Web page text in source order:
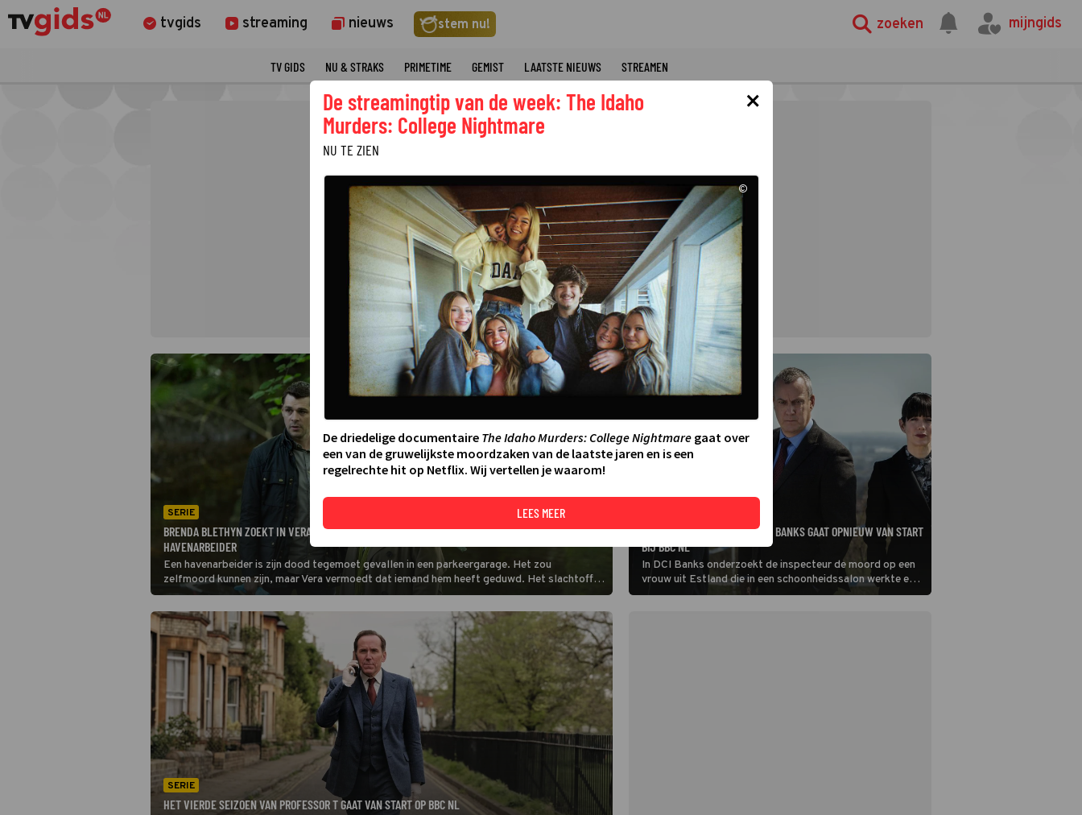
tvgids streaming nieuws stem nu! zoeken mijngids
TV GIDS NU & STRAKS PRIMETIME GEMIST LAATSTE NIEUWS STREAMEN
SERIE
BRENDA BLETHYN ZOEKT IN VERA NAAR DE WAARHEID ACHTER DE DODELIJKE VAL VAN EEN
HAVENARBEIDER
Een havenarbeider is zijn dood tegemoet gevallen in een parkeergarage. Het zou
zelfmoord kunnen zijn, maar Vera vermoedt dat iemand hem heeft geduwd. Het slachtoffer
heeft de afgelopen tijd heel wat vijanden gemaakt. (HH)
HET VIERDE SEIZOEN VAN DCI BANKS GAAT OPNIEUW VAN START
BIJ BBC NL
In DCI Banks onderzoekt de inspecteur de moord op een
vrouw uit Estland die in een schoonheidssalon werkte en
naar Engeland kwam om haar vermiste zus te zoeken.
SERIE
HET VIERDE SEIZOEN VAN PROFESSOR T GAAT VAN START OP BBC NL
×
De streamingtip van de week: The Idaho
Murders: College Nightmare
NU TE ZIEN
©
De driedelige documentaire The Idaho Murders: College Nightmaregaat over
een van de gruwelijkste moordzaken van de laatste jaren en is een
regelrechte hit op Netflix. Wij vertellen je waarom!
LEES MEER